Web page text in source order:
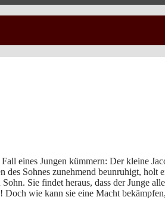
eines Jungen kümmern: Der kleine
Sohnes zunehmend beunruhigt,
Sie findet heraus, dass der Junge
wie kann sie eine Macht